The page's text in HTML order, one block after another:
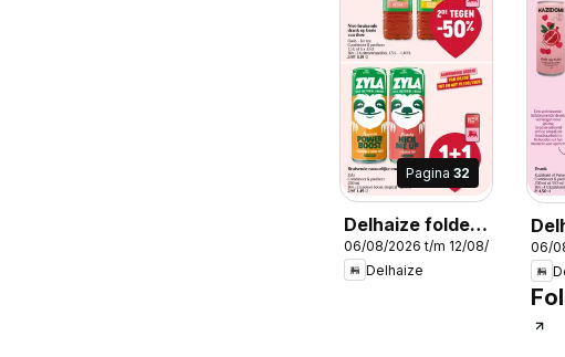
Pagina 32
Delhaize folder
week 32
06/08/2026 t/m 12/08/2026
Delhaize
06/